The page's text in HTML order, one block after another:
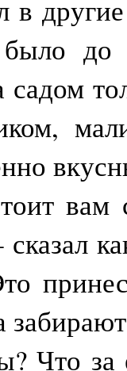
в
садом
вам
за